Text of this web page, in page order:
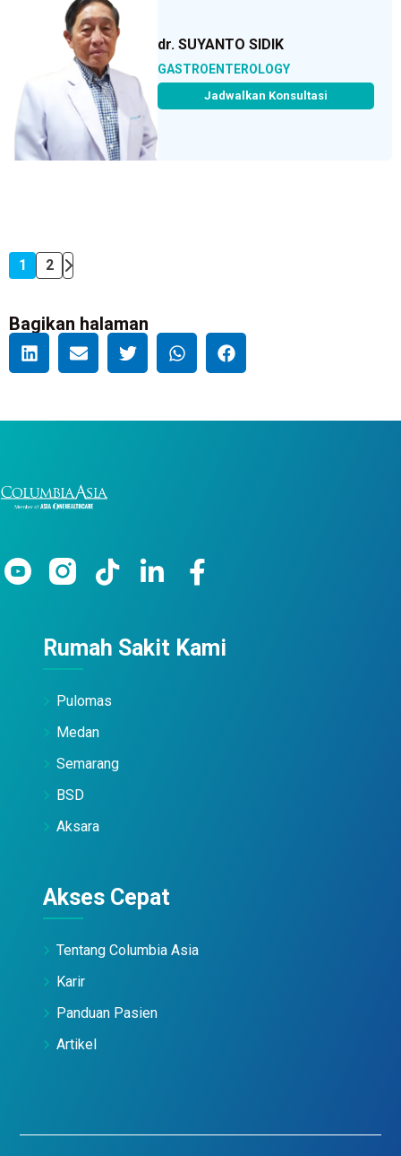
dr. SUYANTO SIDIK
GASTROENTEROLOGY
Jadwalkan Konsultasi
1 2
Bagikan halaman
Rumah Sakit Kami
Pulomas
Medan
Semarang
BSD
Aksara
Akses Cepat
Tentang Columbia Asia
Karir
Panduan Pasien
Artikel